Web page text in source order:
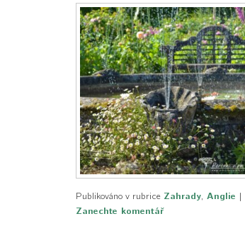
Publikováno v rubrice Zahrady, Anglie |
Zanechte komentář